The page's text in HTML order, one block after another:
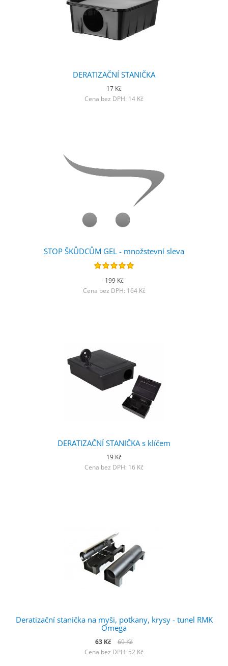
DERATIZAČNÍ STANIČKA
17 Kč
Cena bez DPH: 14 Kč
STOP ŠKŮDCŮM GEL - množstevní sleva
199 Kč
Cena bez DPH: 164 Kč
DERATIZAČNÍ STANIČKA s klíčem
19 Kč
Cena bez DPH: 16 Kč
Deratizační stanička na myši, potkany, krysy - tunel RMK
Omega
63 Kč
69 Kč
Cena bez DPH: 52 Kč